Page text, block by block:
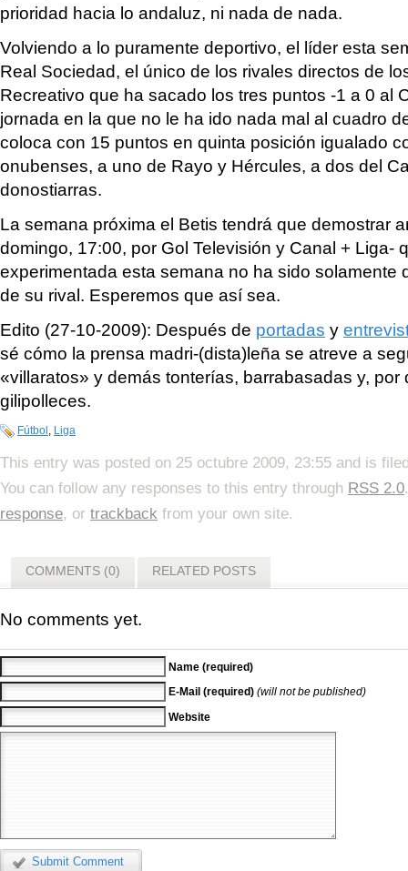
prioridad hacia lo andaluz, ni nada de nada.
Volviendo a lo puramente deportivo, el líder esta
Real Sociedad, el único de los rivales directos de
Recreativo que ha sacado los tres puntos -1 a 0 al
jornada en la que no le ha ido nada mal al cuadro
coloca con 15 puntos en quinta posición igualado
onubenses, a uno de Rayo y Hércules, a dos del
donostiarras.
La semana próxima el Betis tendrá que demostrar
domingo, 17:00, por Gol Televisión y Canal + Liga-
experimentada esta semana no ha sido solamente
de su rival. Esperemos que así sea.
Edito (27-10-2009): Después de portadas y
sé cómo la prensa madri-(dista)leña se atreve a
«villaratos» y demás tonterías, barrabasadas y, por
gilipolleces.
Fútbol , Liga
This entry was posted on 25 octubre 2009, 23:55 and is
You can follow any responses to this entry through RSS 2.0
response, or trackback from your own site.
COMMENTS (0) RELATED POSTS
No comments yet.
Name (required)
E-Mail (required) (will not be published)
Website
Submit Comment